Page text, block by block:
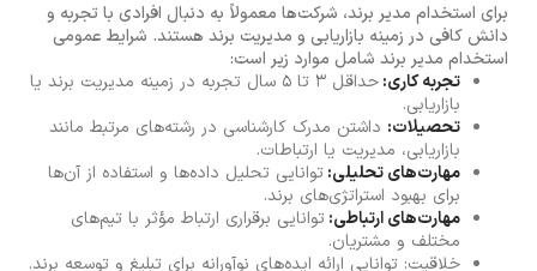
برای استخدام مدیر برند، شرکت‌ها معمولاً به دنبال افرادی با تجربه و
دانش کافی در زمینه بازاریابی و مدیریت برند هستند. شرایط عمومی
استخدام مدیر برند شامل موارد زیر است:
تجربه کاری:
حداقل ۳ تا ۵ سال تجربه در زمینه مدیریت برند یا
بازاریابی.
تحصیلات: داشتن مدرک کارشناسی در رشته‌های مرتبط مانند
بازاریابی، مدیریت یا ارتباطات.
مهارت‌های تحلیلی:توانایی تحلیل داده‌ها و استفاده از آن‌ها
برای بهبود استراتژی‌های برند.
مهارت‌های ارتباطی:توانایی برقراری ارتباط مؤثر با تیم‌های
مختلف و مشتریان.
خلاقیت: توانایی ارائه ایده‌های نوآورانه برای تبلیغ و توسعه برند.